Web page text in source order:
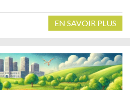
EN SAVOIR PLUS